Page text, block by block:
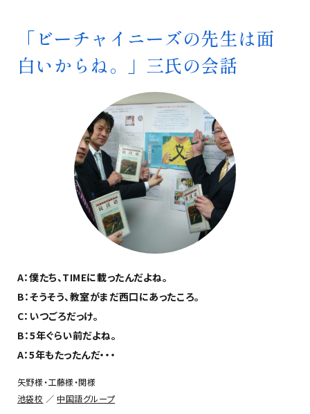
「ビーチャイニーズの先生は面
白いからね。」三氏の会話
A：僕たち、TIMEに載ったんだよね。
B：そうそう、教室がまだ西口にあったころ。
C：いつごろだっけ。
B：5年ぐらい前だよね。
A：5年もたったんだ・・・
矢野様・工藤様・関様
池袋校 ／中国語グループ